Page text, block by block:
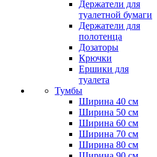
Держатели для
туалетной бумаги
Держатели для
полотенца
Дозаторы
Крючки
Ершики для
туалета
Тумбы
Ширина 40 см
Ширина 50 см
Ширина 60 см
Ширина 70 см
Ширина 80 см